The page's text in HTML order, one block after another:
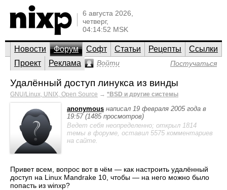
6 августа 2026,
четверг,
04:14:52 MSK
Новости Форум Софт Статьи Рецепты
Ссылки
Проект
Реклама Войти Постучаться
Удалённый доступ линукса из винды
GNU/Linux, UNIX, Open Source → *BSD и другие системы
anonymous написал 19 февраля 2005 года в
19:57 (1485 просмотров)
Ведет себя неопределенно; открыл 1814
темы в форуме, оставил 5575 комментариев
на сайте.
Привет всем, вопрос вот в чём — как настроить удалённый
доступ на Linux Mandrake 10, чтобы — на него можно было
попасть из winxp?